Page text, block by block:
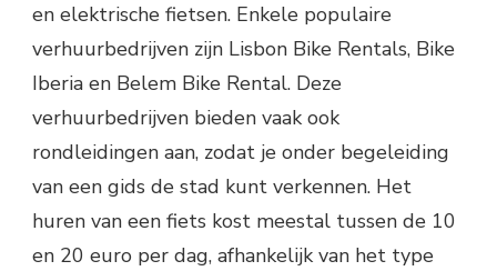
en elektrische fietsen. Enkele populaire
verhuurbedrijven zijn Lisbon Bike Rentals, Bike
Iberia en Belem Bike Rental. Deze
verhuurbedrijven bieden vaak ook
rondleidingen aan, zodat je onder begeleiding
van een gids de stad kunt verkennen. Het
huren van een fiets kost meestal tussen de 10
en 20 euro per dag, afhankelijk van het type